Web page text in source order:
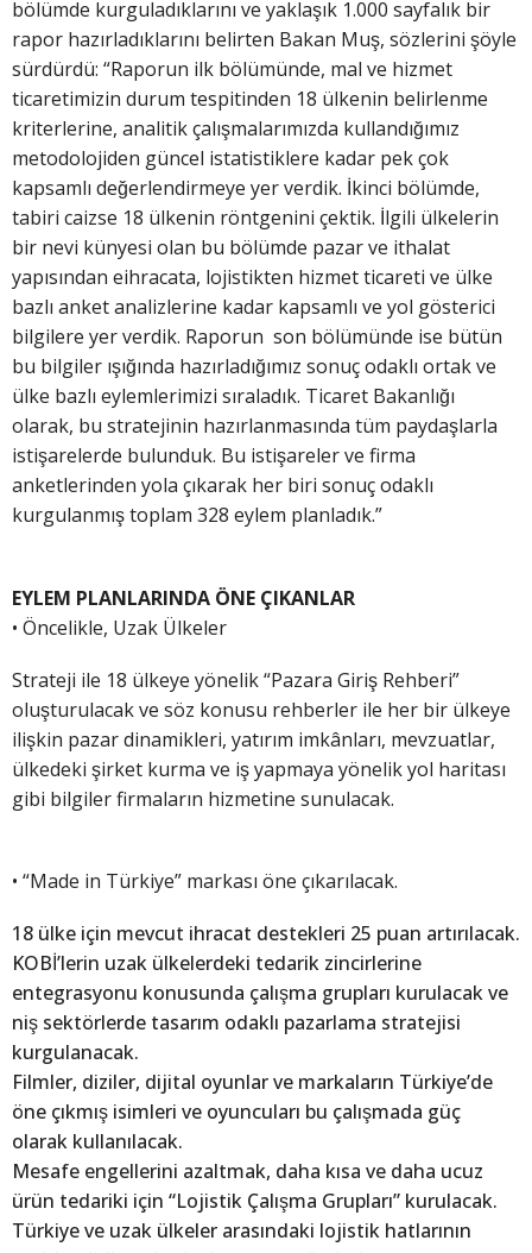
bölümde kurguladıklarını ve yaklaşık 1.000 sayfalık bir
rapor hazırladıklarını belirten Bakan Muş, sözlerini şöyle
sürdürdü: “Raporun ilk bölümünde, mal ve hizmet
ticaretimizin durum tespitinden 18 ülkenin belirlenme
kriterlerine, analitik çalışmalarımızda kullandığımız
metodolojiden güncel istatistiklere kadar pek çok
kapsamlı değerlendirmeye yer verdik. İkinci bölümde,
tabiri caizse 18 ülkenin röntgenini çektik. İlgili ülkelerin
bir nevi künyesi olan bu bölümde pazar ve ithalat
yapısından eihracata, lojistikten hizmet ticareti ve ülke
bazlı anket analizlerine kadar kapsamlı ve yol gösterici
bilgilere yer verdik. Raporun son bölümünde ise bütün
bu bilgiler ışığında hazırladığımız sonuç odaklı ortak ve
ülke bazlı eylemlerimizi sıraladık. Ticaret Bakanlığı
olarak, bu stratejinin hazırlanmasında tüm paydaşlarla
istişarelerde bulunduk. Bu istişareler ve firma
anketlerinden yola çıkarak her biri sonuç odaklı
kurgulanmış toplam 328 eylem planladık.”
EYLEM PLANLARINDA ÖNE ÇIKANLAR
• Öncelikle, Uzak Ülkeler
Strateji ile 18 ülkeye yönelik “Pazara Giriş Rehberi”
oluşturulacak ve söz konusu rehberler ile her bir ülkeye
ilişkin pazar dinamikleri, yatırım imkânları, mevzuatlar,
ülkedeki şirket kurma ve iş yapmaya yönelik yol haritası
gibi bilgiler firmaların hizmetine sunulacak.
• “Made in Türkiye” markası öne çıkarılacak.
18 ülke için mevcut ihracat destekleri 25 puan artırılacak.
KOBİ’lerin uzak ülkelerdeki tedarik zincirlerine
entegrasyonu konusunda çalışma grupları kurulacak ve
niş sektörlerde tasarım odaklı pazarlama stratejisi
kurgulanacak.
Filmler, diziler, dijital oyunlar ve markaların Türkiye’de
öne çıkmış isimleri ve oyuncuları bu çalışmada güç
olarak kullanılacak.
Mesafe engellerini azaltmak, daha kısa ve daha ucuz
ürün tedariki için “Lojistik Çalışma Grupları” kurulacak.
Türkiye ve uzak ülkeler arasındaki lojistik hatlarının